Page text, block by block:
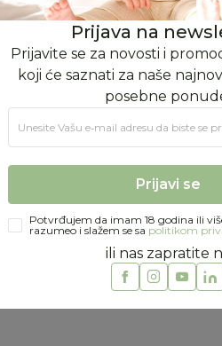
100%
30
Prijava na
Prijavite se za novosti i
koji će saznati za naše
posebne
Prijavi se
Potvrđujem da imam 18 godina ili
razumeo i slažem se sa politikom
ili nas zapratite